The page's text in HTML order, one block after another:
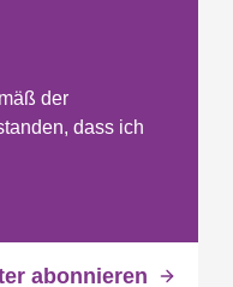
der
dass ich